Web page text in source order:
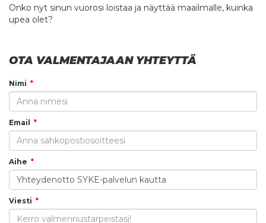
Onko nyt sinun vuorosi loistaa ja näyttää maailmalle, kuinka
upea olet?
OTA VALMENTAJAAN YHTEYTTÄ
Nimi
Email
Aihe
Viesti